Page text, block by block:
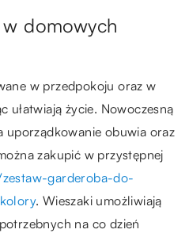
domowych
w przedpokoju oraz w
ułatwiają życie. Nowoczesną
obuwia oraz
zakupić w przystępnej
garderoba-do-
. Wieszaki umożliwiają
na co dzień